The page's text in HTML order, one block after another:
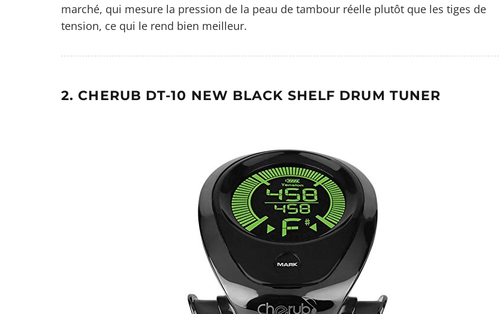
marché, qui mesure la pression de la peau de tambour réelle plutôt que les tiges de
tension, ce qui le rend bien meilleur.
2. CHERUB DT-10 NEW BLACK SHELF DRUM TUNER